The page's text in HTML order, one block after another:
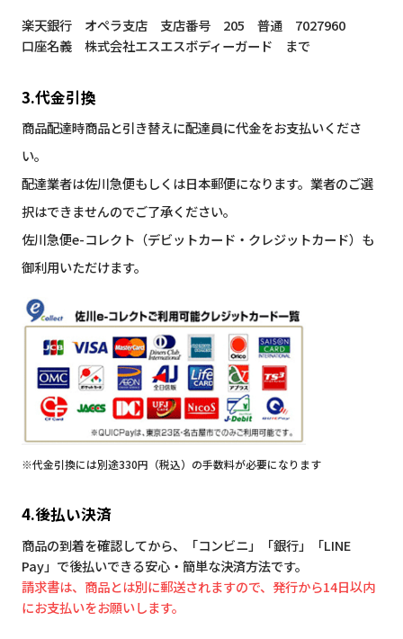
楽天銀行 オペラ支店 支店番号 205 普通 7027960
口座名義 株式会社エスエスボディーガード まで
3.代金引換
商品配達時商品と引き替えに配達員に代金をお支払いくださ
い。
配達業者は佐川急便もしくは日本郵便になります。業者のご選
択はできませんのでご了承ください。
佐川急便e-コレクト（デビットカード・クレジットカード）も
御利用いただけます。
※代金引換には別途330円（税込）の手数料が必要になります
4.後払い決済
商品の到着を確認してから、「コンビニ」「銀行」「LINE
Pay」で後払いできる安心・簡単な決済方法です。
請求書は、商品とは別に郵送されますので、発行から14日以内
にお支払いをお願いします。